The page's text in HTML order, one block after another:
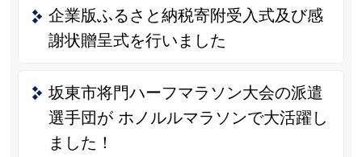
企業版ふるさと納税寄附受入式及び感
謝状贈呈式を行いました
坂東市将門ハーフマラソン大会の派遣
選手団が ホノルルマラソンで大活躍し
ました！